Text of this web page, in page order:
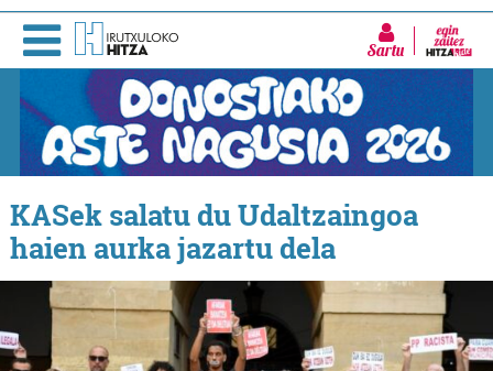
Sartu
KASek salatu du Udaltzaingoa
haien aurka jazartu dela